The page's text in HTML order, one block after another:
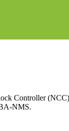
Controller
NMS.